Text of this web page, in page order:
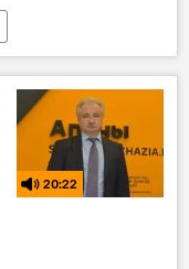
20:22